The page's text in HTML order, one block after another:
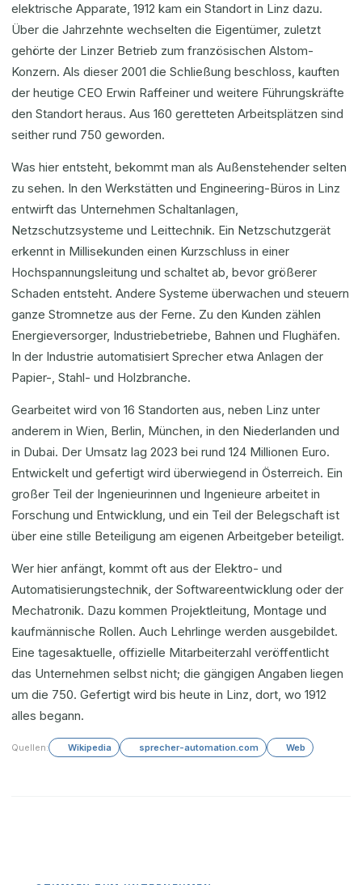
elektrische Apparate, 1912 kam ein Standort in Linz dazu.
Über die Jahrzehnte wechselten die Eigentümer, zuletzt
gehörte der Linzer Betrieb zum französischen Alstom-
Konzern. Als dieser 2001 die Schließung beschloss, kauften
der heutige CEO Erwin Raffeiner und weitere Führungskräfte
den Standort heraus. Aus 160 geretteten Arbeitsplätzen sind
seither rund 750 geworden.
Was hier entsteht, bekommt man als Außenstehender selten
zu sehen. In den Werkstätten und Engineering-Büros in Linz
entwirft das Unternehmen Schaltanlagen,
Netzschutzsysteme und Leittechnik. Ein Netzschutzgerät
erkennt in Millisekunden einen Kurzschluss in einer
Hochspannungsleitung und schaltet ab, bevor größerer
Schaden entsteht. Andere Systeme überwachen und steuern
ganze Stromnetze aus der Ferne. Zu den Kunden zählen
Energieversorger, Industriebetriebe, Bahnen und Flughäfen.
In der Industrie automatisiert Sprecher etwa Anlagen der
Papier-, Stahl- und Holzbranche.
Gearbeitet wird von 16 Standorten aus, neben Linz unter
anderem in Wien, Berlin, München, in den Niederlanden und
in Dubai. Der Umsatz lag 2023 bei rund 124 Millionen Euro.
Entwickelt und gefertigt wird überwiegend in Österreich. Ein
großer Teil der Ingenieurinnen und Ingenieure arbeitet in
Forschung und Entwicklung, und ein Teil der Belegschaft ist
über eine stille Beteiligung am eigenen Arbeitgeber beteiligt.
Wer hier anfängt, kommt oft aus der Elektro- und
Automatisierungstechnik, der Softwareentwicklung oder der
Mechatronik. Dazu kommen Projektleitung, Montage und
kaufmännische Rollen. Auch Lehrlinge werden ausgebildet.
Eine tagesaktuelle, offizielle Mitarbeiterzahl veröffentlicht
das Unternehmen selbst nicht; die gängigen Angaben liegen
um die 750. Gefertigt wird bis heute in Linz, dort, wo 1912
alles begann.
Quellen: Wikipedia sprecher-automation.com Web